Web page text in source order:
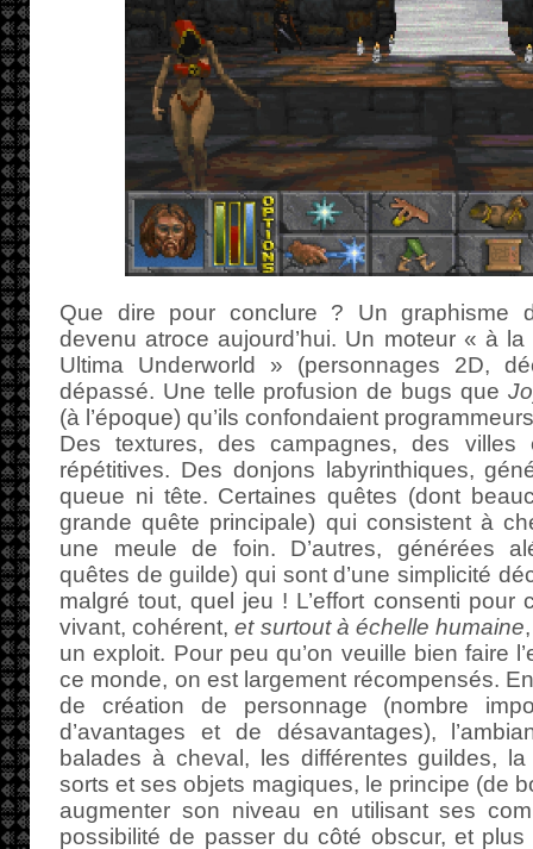
Que dire pour conclure ? Un graphisme
devenu atroce aujourd’hui. Un moteur « à
Ultima Underworld » (personnages 2D,
dépassé. Une telle profusion de bugs que
(à l’époque) qu’ils confondaient
Des textures, des campagnes, des villes
répétitives. Des donjons labyrinthiques,
queue ni tête. Certaines quêtes (dont
grande quête principale) qui consistent à
une meule de foin. D’autres, générées
quêtes de guilde) qui sont d’une simplicité
malgré tout, quel jeu ! L’effort consenti pour
vivant, cohérent,et surtout à échelle humaine
un exploit. Pour peu qu’on veuille bien faire
ce monde, on est largement récompensés.
de création de personnage (nombre
d’avantages et de désavantages),
balades à cheval, les différentes guildes,
sorts et ses objets magiques, le principe (de
augmenter son niveau en utilisant ses
possibilité de passer du côté obscur, et